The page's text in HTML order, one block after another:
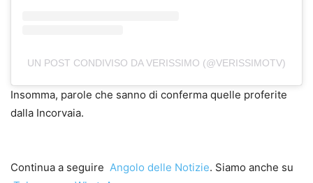
UN POST CONDIVISO DA VERISSIMO (@VERISSIMOTV)
Insomma, parole che sanno di conferma quelle proferite
dalla Incorvaia.
Continua a seguire Angolo delle Notizie. Siamo anche su